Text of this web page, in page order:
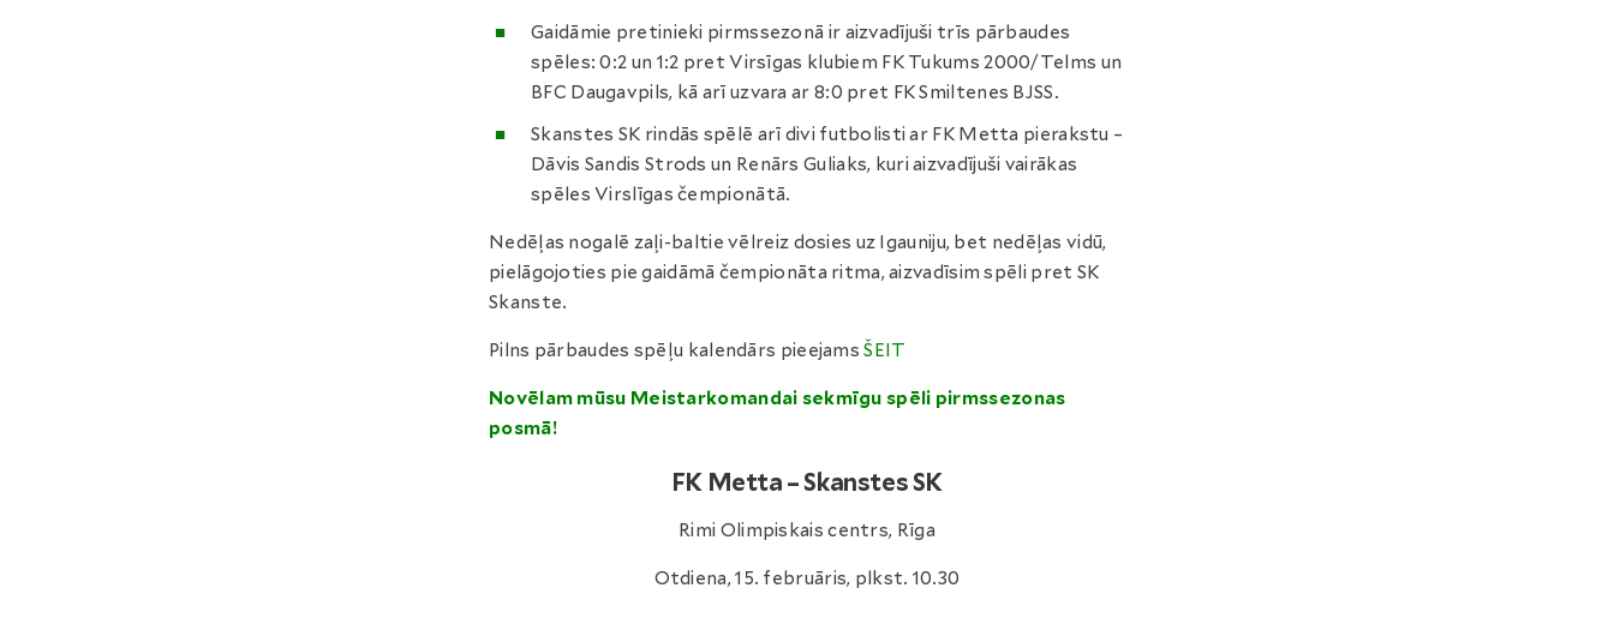
Gaidāmie pretinieki pirmssezonā ir aizvadījuši trīs pārbaudes
spēles: 0:2 un 1:2 pret Virsīgas klubiem FK Tukums 2000/Telms un
BFC Daugavpils, kā arī uzvara ar 8:0 pret FK Smiltenes BJSS.
Skanstes SK rindās spēlē arī divi futbolisti ar FK Metta pierakstu –
Dāvis Sandis Strods un Renārs Guliaks, kuri aizvadījuši vairākas
spēles Virslīgas čempionātā.
Nedēļas nogalē zaļi-baltie vēlreiz dosies uz Igauniju, bet nedēļas vidū,
pielāgojoties pie gaidāmā čempionāta ritma, aizvadīsim spēli pret SK
Skanste.
Pilns pārbaudes spēļu kalendārs pieejamsŠEIT
Novēlam mūsu Meistarkomandai sekmīgu spēli pirmssezonas
posmā!
FK Metta – Skanstes SK
Rimi Olimpiskais centrs, Rīga
Otdiena, 15. februāris, plkst. 10.30